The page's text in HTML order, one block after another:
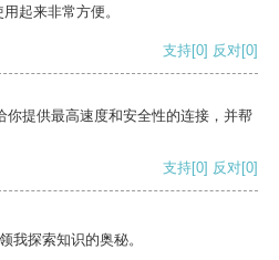
起来非常方便。
支持[0] 反对[0]
提供最高速度和安全性的连接，并帮
支持[0] 反对[0]
我探索知识的奥秘。